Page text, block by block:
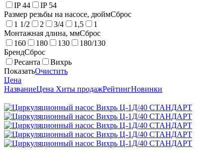
IP 44
IP 54
Размер резьбы на насосе, дюймСброс
1 1/2
2 3/4 1,5
1
Монтажная длина, ммСброс
160
180 130
180/130
БрендСброс
Ресанта
Вихрь
ПоказатьОчистить
Цена
НазваниеЦена Хиты продажРейтингНовинки